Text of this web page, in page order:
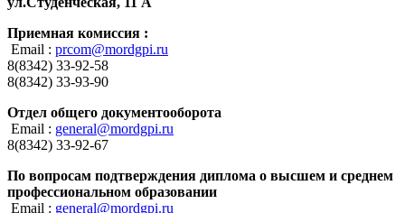
Приемная комиссия :
Email : prcom@mordgpi.ru
8(8342) 33-92-58
8(8342) 33-93-90
Отдел общего документооборота
Email : general@mordgpi.ru
8(8342) 33-92-67
По вопросам подтверждения диплома о высшем и среднем
профессиональном образовании
Email : general@mordgpi.ru